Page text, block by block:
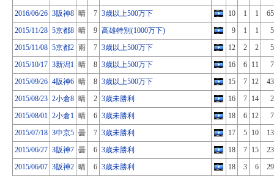
2016/06/26 3阪神8 晴 7 3歳以上500万下 10 1 1
2015/11/28 5京都8 晴 9 高雄特別(1000万下) 9 1 1
2015/11/08 5京都2 雨 7 3歳以上500万下 12 2 2
2015/10/17 3新潟1 晴 8 3歳以上500万下 16 6 11
2015/09/26 4阪神6 晴 8 3歳以上500万下 15 7 12
2015/08/23 2小倉8 晴 2 3歳未勝利 16 7 14
2015/08/01 2小倉1 晴 6 3歳未勝利 18 6 12
2015/07/18 3中京5 曇 7 3歳未勝利 17 5 10
2015/06/27 3阪神7 曇 6 3歳未勝利 18 7 15
2015/06/07 3阪神2 晴 6 3歳未勝利 18 3 6